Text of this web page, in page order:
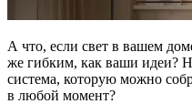
А что, если свет в вашем
же гибким, как ваши идеи?
система, которую можно
в любой момент?